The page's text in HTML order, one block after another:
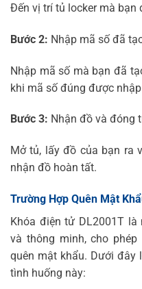
Đến vị trí tủ locker mà bạn
Bước 2: Nhập mã số đã
Nhập mã số mà bạn đã
khi mã số đúng được
Bước 3: Nhận đồ và đóng
Mở tủ, lấy đồ của bạn ra
nhận đồ hoàn tất.
Trường Hợp Quên Mật
Khóa điện tử DL2001T
và thông minh, cho
quên mật khẩu. Dưới đây
tình huống này: